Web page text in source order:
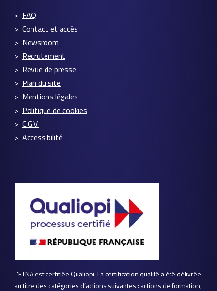
FAQ
Contact et accès
Newsroom
Recrutement
Revue de presse
Plan du site
Mentions légales
Politique de cookies
C.G.V.
Accessibilité
L’ETNA est certifiée Qualiopi. La certification qualité a été délivrée
au titre des catégories d’actions suivantes : actions de formation,